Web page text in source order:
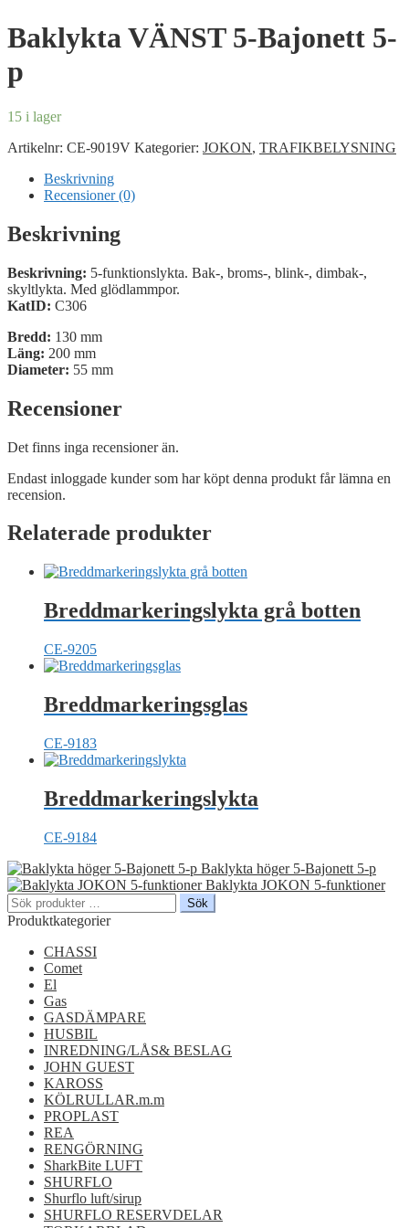
Baklykta VÄNST 5-Bajonett 5-
p
15 i lager
Artikelnr: CE-9019V Kategorier: JOKON, TRAFIKBELYSNING
Beskrivning
Recensioner (0)
Beskrivning
Beskrivning: 5-funktionslykta. Bak-, broms-, blink-, dimbak-,
skyltlykta. Med glödlammpor.
KatID: C306
Bredd: 130 mm
Läng: 200 mm
Diameter: 55 mm
Recensioner
Det finns inga recensioner än.
Endast inloggade kunder som har köpt denna produkt får lämna en
recension.
Relaterade produkter
Breddmarkeringslykta grå botten
CE-9205
Breddmarkeringsglas
CE-9183
Breddmarkeringslykta
CE-9184
Baklykta höger 5-Bajonett 5-p
Baklykta JOKON 5-funktioner
Sök
efter:
Sök
Produktkategorier
CHASSI
Comet
El
Gas
GASDÄMPARE
HUSBIL
INREDNING/LÅS& BESLAG
JOHN GUEST
KAROSS
KÖLRULLAR.m.m
PROPLAST
REA
RENGÖRNING
SharkBite LUFT
SHURFLO
Shurflo luft/sirup
SHURFLO RESERVDELAR